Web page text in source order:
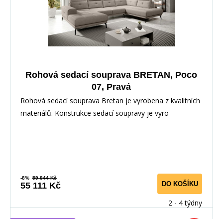
Rohová sedací souprava BRETAN, Poco
07, Pravá
Rohová sedací souprava Bretan je vyrobena z kvalitních
materiálů. Konstrukce sedací soupravy je vyro
-8% 59 944 Kč
55 111 Kč DO KOŠÍKU
2 - 4 týdny